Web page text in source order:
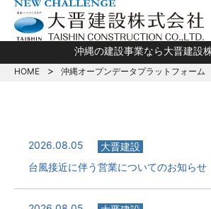
沖縄の建設事業なら大晋建設
HOME 沖縄オープンデータプラットフォーム
2026.08.05
大晋建設
台風接近に伴う営業についてのお知らせ